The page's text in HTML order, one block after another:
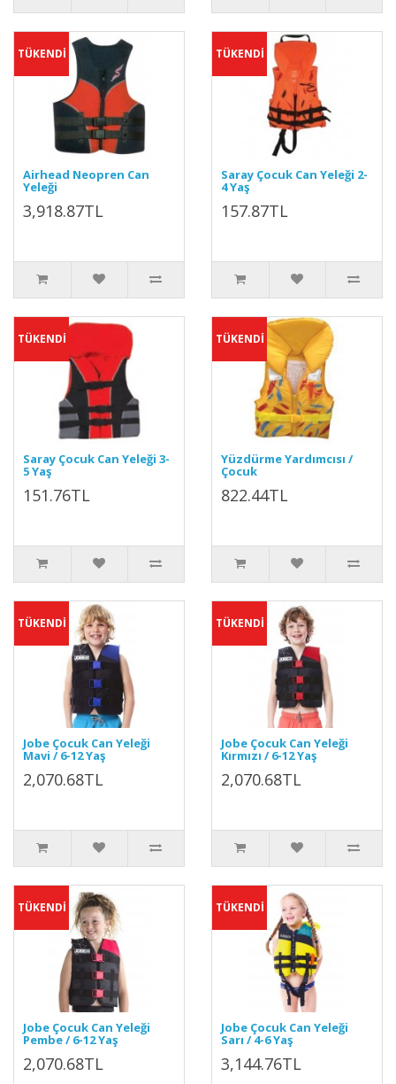
TÜKENDİ
Airhead Neopren Can
Yeleği
3,918.87TL
TÜKENDİ
Saray Çocuk Can Yeleği 2-
4 Yaş
157.87TL
TÜKENDİ
Saray Çocuk Can Yeleği 3-
5 Yaş
151.76TL
TÜKENDİ
Yüzdürme Yardımcısı /
Çocuk
822.44TL
TÜKENDİ
Jobe Çocuk Can Yeleği
Mavi / 6-12 Yaş
2,070.68TL
TÜKENDİ
Jobe Çocuk Can Yeleği
Kırmızı / 6-12 Yaş
2,070.68TL
TÜKENDİ
Jobe Çocuk Can Yeleği
Pembe / 6-12 Yaş
2,070.68TL
TÜKENDİ
Jobe Çocuk Can Yeleği
Sarı / 4-6 Yaş
3,144.76TL